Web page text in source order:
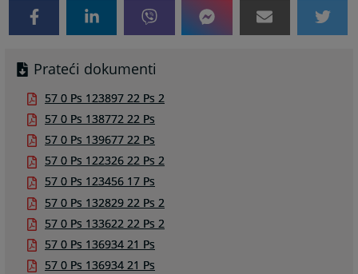
Prateći dokumenti
57 0 Ps 123897 22 Ps 2
57 0 Ps 138772 22 Ps
57 0 Ps 139677 22 Ps
57 0 Ps 122326 22 Ps 2
57 0 Ps 123456 17 Ps
57 0 Ps 132829 22 Ps 2
57 0 Ps 133622 22 Ps 2
57 0 Ps 136934 21 Ps
57 0 Ps 136934 21 Ps